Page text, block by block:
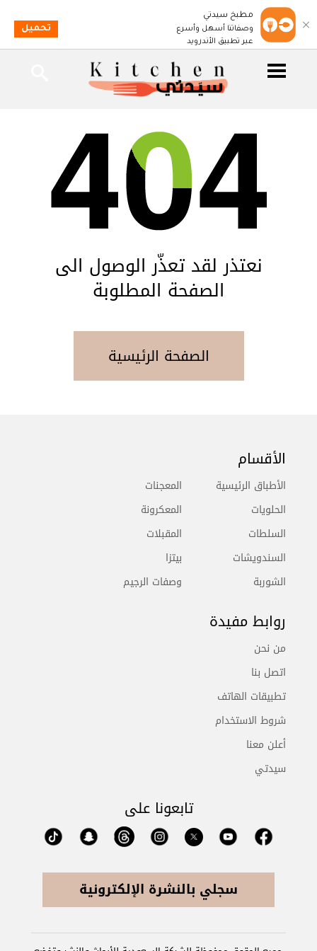
نعتذر لقد تعذّر الوصول الى
الصفحة المطلوبة
الصفحة الرئيسية
الأقسام
الأطباق الرئيسية
الحلويات
السلطات
السندويشات
الشوربة
المعجنات
المعكرونة
المقبلات
بيتزا
وصفات الرجيم
روابط مفيدة
من نحن
اتصل بنا
تطبيقات الهاتف
شروط الاستخدام
أعلن معنا
سيدتي
تابعونا على
سجلي بالنشرة الإلكترونية
مطبخ سيدتي
وصفاتنا أسهل وأسرع
عبر تطبيق الأندرويد
تحميل